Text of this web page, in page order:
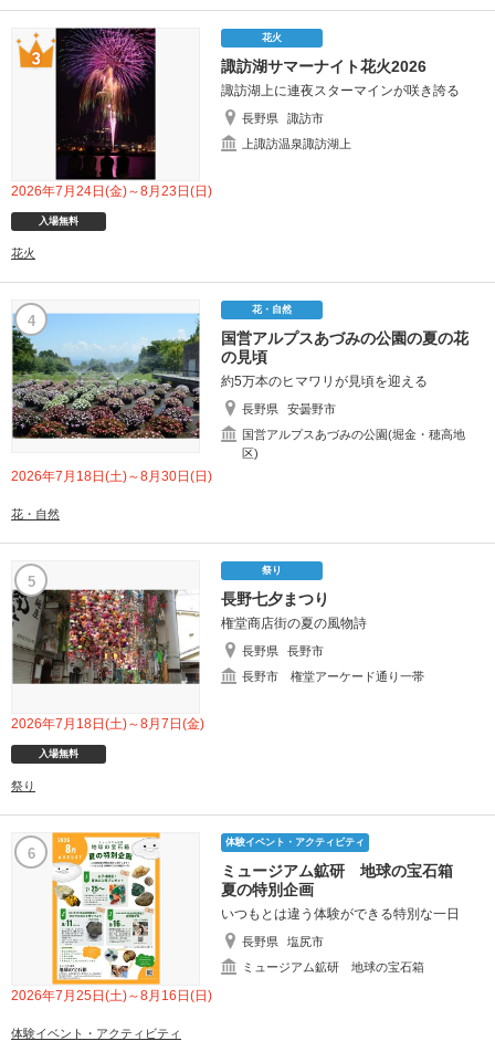
花火
諏訪湖サマーナイト花火2026
諏訪湖上に連夜スターマインが咲き誇る
長野県
諏訪市
上諏訪温泉諏訪湖上
2026年7月24日(金)～8月23日(日)
入場無料
花火
4
花・自然
国営アルプスあづみの公園の夏の花
の見頃
約5万本のヒマワリが見頃を迎える
長野県
安曇野市
国営アルプスあづみの公園(堀金・穂高地
区)
2026年7月18日(土)～8月30日(日)
花・自然
5
祭り
長野七夕まつり
権堂商店街の夏の風物詩
長野県
長野市
長野市 権堂アーケード通り一帯
2026年7月18日(土)～8月7日(金)
入場無料
祭り
6
体験イベント・アクティビティ
ミュージアム鉱研 地球の宝石箱
夏の特別企画
いつもとは違う体験ができる特別な一日
長野県
塩尻市
ミュージアム鉱研 地球の宝石箱
2026年7月25日(土)～8月16日(日)
体験イベント・アクティビティ